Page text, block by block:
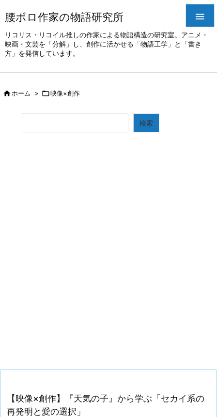
腰ボロ作家の物語研究所
リコリス・リコイル推しの作家による物語構造の研究室。アニメ・
映画・文芸を「分解」し、創作に活かせる「物語工学」と「書き
方」を発信しています。

ホーム > 映像×創作
検索
【映像×創作】『天気の子』から学ぶ「セカイ系の
再発明と愛の選択」